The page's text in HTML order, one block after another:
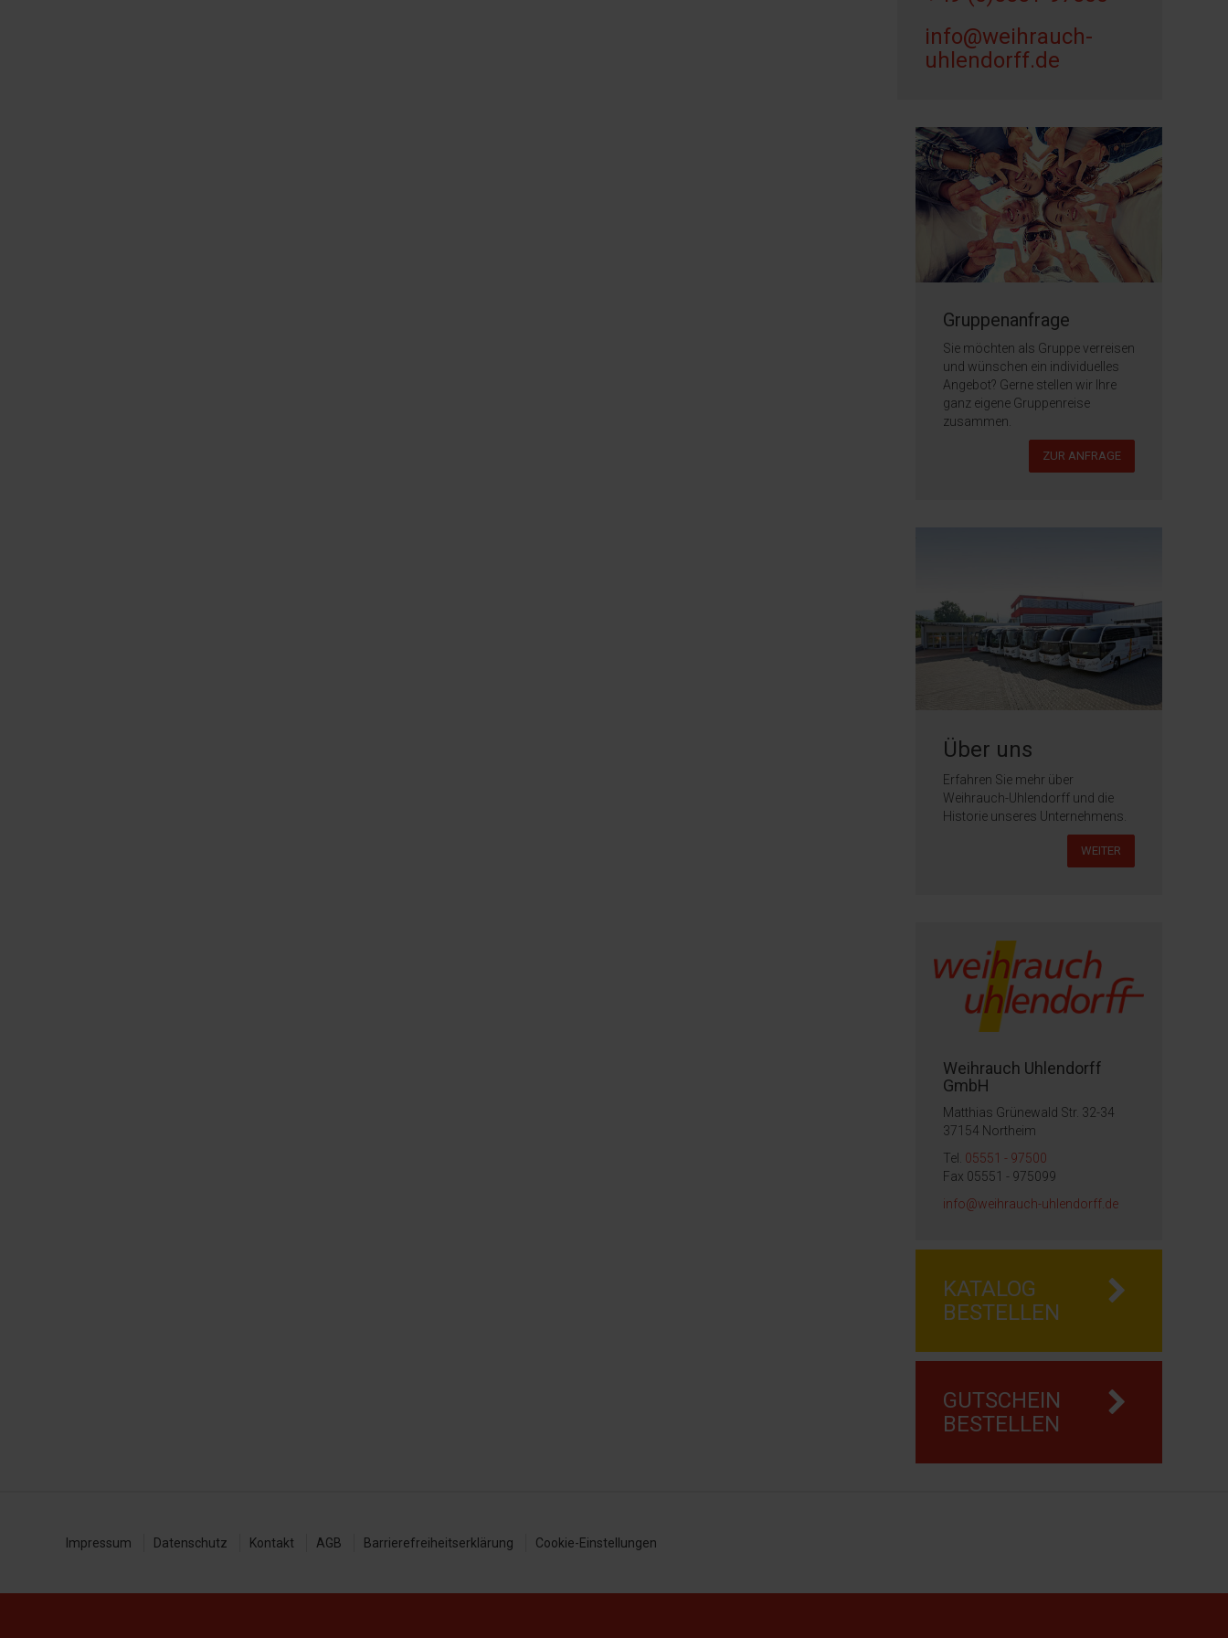
info@weihrauch-
uhlendorff.de
Gruppenanfrage
Sie möchten als Gruppe verreisen
und wünschen ein individuelles
Angebot? Gerne stellen wir Ihre
ganz eigene Gruppenreise
zusammen.
ZUR ANFRAGE
Über uns
Erfahren Sie mehr über
Weihrauch-Uhlendorff und die
Historie unseres Unternehmens.
WEITER
Weihrauch Uhlendorff
GmbH
Matthias Grünewald Str. 32-34
37154 Northeim
Tel. 05551 - 97500
Fax 05551 - 975099
info@weihrauch-uhlendorff.de
KATALOG
BESTELLEN
GUTSCHEIN
BESTELLEN
Impressum Datenschutz Kontakt AGB Barrierefreiheitserklärung Cookie-Einstellungen